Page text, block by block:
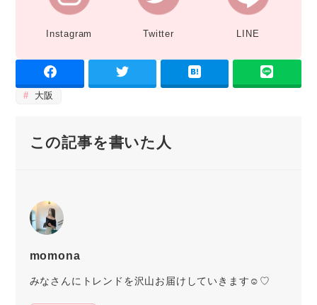
Instagram Twitter LINE
大阪
この記事を書いた人
momona
みなさんにトレンドを沢山お届けしていきます☺︎♡